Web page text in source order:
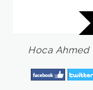
Hoca Ahmed